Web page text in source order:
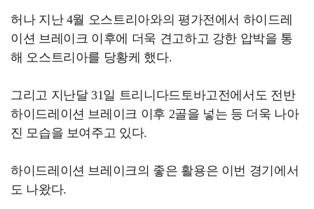
허나 지난 4월 오스트리아와의 평가전에서 하이드레
이션 브레이크 이후에 더욱 견고하고 강한 압박을 통
해 오스트리아를 당황케 했다.
그리고 지난달 31일 트리니다드토바고전에서도 전반
하이드레이션 브레이크 이후 2골을 넣는 등 더욱 나아
진 모습을 보여주고 있다.
하이드레이션 브레이크의 좋은 활용은 이번 경기에서
도 나왔다.